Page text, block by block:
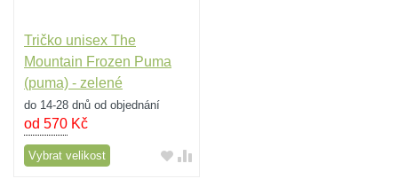
Tričko unisex The
Mountain Frozen Puma
(puma) - zelené
do 14-28 dnů od objednání
od 570 Kč
Vybrat velikost